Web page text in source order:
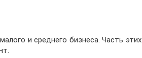
и среднего бизнеса. Часть этих